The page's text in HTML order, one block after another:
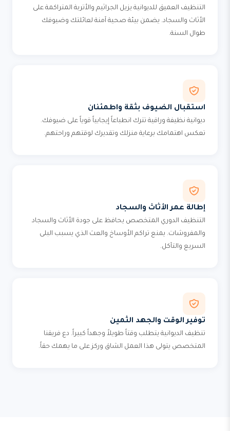
التنظيف العميق للديوانية يزيل الجراثيم والأتربة المتراكمة على
الأثاث والسجاد. يضمن بيئة صحية آمنة لعائلتك وضيوفك
طوال السنة.
استقبال الضيوف بثقة واطمئنان
ديوانية نظيفة وراقية تترك انطباعاً إيجابياً قوياً على ضيوفك.
تعكس اهتمامك برعاية منزلك وتقديرك لوقتهم وراحتهم.
إطالة عمر الأثاث والسجاد
التنظيف الدوري المتخصص يحافظ على جودة الأثاث والسجاد
والمفروشات. يمنع تراكم الأوساخ والعث الذي يسبب البلى
السريع والتآكل.
توفير الوقت والجهد الثمين
تنظيف الديوانية يتطلب وقتاً طويلاً وجهداً كبيراً. دع فريقنا
المتخصص يتولى هذا العمل الشاق وركز على ما يهمك حقاً.